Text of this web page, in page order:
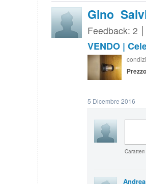
Gino
Feedback: 2
VENDO |
5 Dicembre 2016